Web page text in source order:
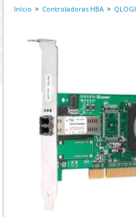
Início > Controladoras HBA >